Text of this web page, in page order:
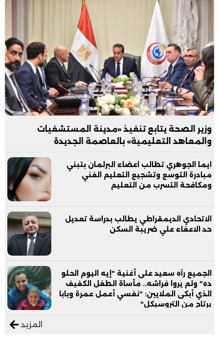
وزير الصحة يتابع تنفيذ «مدينة المستشفيات
والمعاهد التعليمية» بالعاصمة الجديدة
ايما الجوهري تطالب اعضاء البرلمان بتبني
مبادرة التوسع وتشجيع التعليم الفني
ومكافحة التسرب من التعليم
الاتحادي الديمقراطي يطالب بدراسة تعديل
حد الاعفاء علي ضريبة السكن
الجميع رآه سعيد على أغنية "إيه اليوم الحلو
ده" ولم يروا فراشه.. مأساة الطفل الكفيف
الذي أبكى الملايين: "نفسي أعمل عمرة وبابا
يرتاح من التروسيكل"
المزيد